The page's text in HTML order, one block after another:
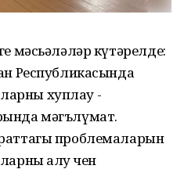
мәсьәләләр күтәрелде:
Республикасында
хуплау -
мәгълүмат.
проблемаларын
алу өчен